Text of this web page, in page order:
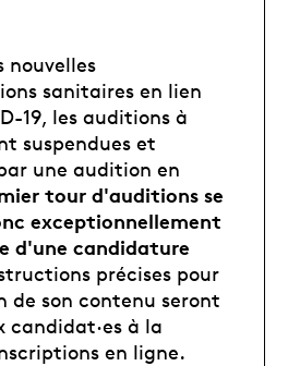
nouvelles
sanitaires en lien
19, les auditions à
suspendues et
une audition en
tour d'auditions se
exceptionnellement
d'une candidature
précises pour
de son contenu seront
candidat·es à la
en ligne.